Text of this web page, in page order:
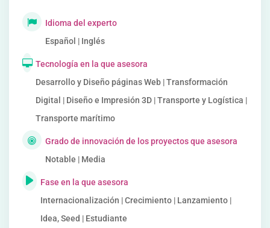
Idioma del experto
Español | Inglés
Tecnología en la que asesora
Desarrollo y Diseño páginas Web | Transformación
Digital | Diseño e Impresión 3D | Transporte y Logística |
Transporte marítimo
Grado de innovación de los proyectos que asesora
Notable | Media
Fase en la que asesora
Internacionalización | Crecimiento | Lanzamiento |
Idea, Seed | Estudiante